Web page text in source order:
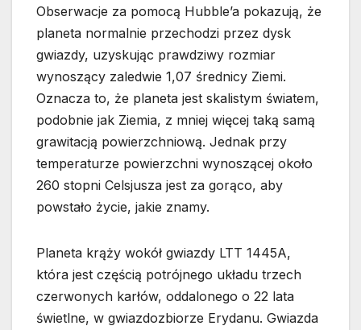
Obserwacje za pomocą Hubble’a pokazują, że
planeta normalnie przechodzi przez dysk
gwiazdy, uzyskując prawdziwy rozmiar
wynoszący zaledwie 1,07 średnicy Ziemi.
Oznacza to, że planeta jest skalistym światem,
podobnie jak Ziemia, z mniej więcej taką samą
grawitacją powierzchniową. Jednak przy
temperaturze powierzchni wynoszącej około
260 stopni Celsjusza jest za gorąco, aby
powstało życie, jakie znamy.
Planeta krąży wokół gwiazdy LTT 1445A,
która jest częścią potrójnego układu trzech
czerwonych karłów, oddalonego o 22 lata
świetlne, w gwiazdozbiorze Erydanu. Gwiazda